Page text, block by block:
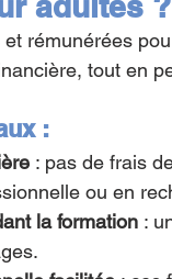
rémunérées
tout en
:
: pas de frais
ou en
la formation :